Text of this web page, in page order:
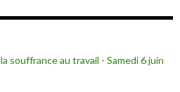
souffrance au travail - Samedi 6 juin